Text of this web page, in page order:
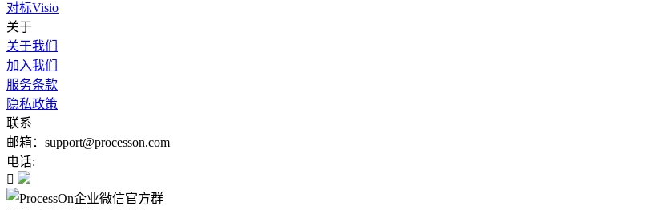
对标Visio
关于
关于我们
加入我们
服务条款
隐私政策
联系
邮箱：support@processon.com
电话:
